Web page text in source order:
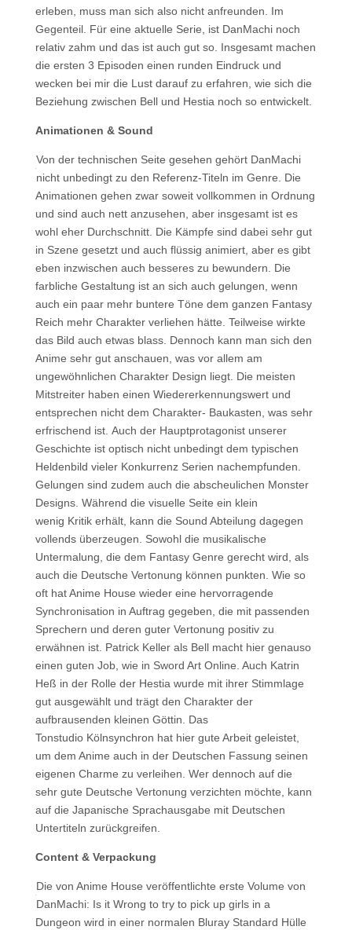
erleben, muss man sich also nicht anfreunden. Im
Gegenteil. Für eine aktuelle Serie, ist DanMachi noch
relativ zahm und das ist auch gut so. Insgesamt machen
die ersten 3 Episoden einen runden Eindruck und
wecken bei mir die Lust darauf zu erfahren, wie sich die
Beziehung zwischen Bell und Hestia noch so entwickelt.
Animationen & Sound
Von der technischen Seite gesehen gehört DanMachi
nicht unbedingt zu den Referenz-Titeln im Genre. Die
Animationen gehen zwar soweit vollkommen in Ordnung
und sind auch nett anzusehen, aber insgesamt ist es
wohl eher Durchschnitt. Die Kämpfe sind dabei sehr gut
in Szene gesetzt und auch flüssig animiert, aber es gibt
eben inzwischen auch besseres zu bewundern. Die
farbliche Gestaltung ist an sich auch gelungen, wenn
auch ein paar mehr buntere Töne dem ganzen Fantasy
Reich mehr Charakter verliehen hätte. Teilweise wirkte
das Bild auch etwas blass. Dennoch kann man sich den
Anime sehr gut anschauen, was vor allem am
ungewöhnlichen Charakter Design liegt. Die meisten
Mitstreiter haben einen Wiedererkennungswert und
entsprechen nicht dem Charakter- Baukasten, was sehr
erfrischend ist. Auch der Hauptprotagonist unserer
Geschichte ist optisch nicht unbedingt dem typischen
Heldenbild vieler Konkurrenz Serien nachempfunden.
Gelungen sind zudem auch die abscheulichen Monster
Designs. Während die visuelle Seite ein klein
wenig Kritik erhält, kann die Sound Abteilung dagegen
vollends überzeugen. Sowohl die musikalische
Untermalung, die dem Fantasy Genre gerecht wird, als
auch die Deutsche Vertonung können punkten. Wie so
oft hat Anime House wieder eine hervorragende
Synchronisation in Auftrag gegeben, die mit passenden
Sprechern und deren guter Vertonung positiv zu
erwähnen ist. Patrick Keller als Bell macht hier genauso
einen guten Job, wie in Sword Art Online. Auch Katrin
Heß in der Rolle der Hestia wurde mit ihrer Stimmlage
gut ausgewählt und trägt den Charakter der
aufbrausenden kleinen Göttin. Das
Tonstudio Kölnsynchron hat hier gute Arbeit geleistet,
um dem Anime auch in der Deutschen Fassung seinen
eigenen Charme zu verleihen. Wer dennoch auf die
sehr gute Deutsche Vertonung verzichten möchte, kann
auf die Japanische Sprachausgabe mit Deutschen
Untertiteln zurückgreifen.
Content & Verpackung
Die von Anime House veröffentlichte erste Volume von
DanMachi: Is it Wrong to try to pick up girls in a
Dungeon wird in einer normalen Bluray Standard Hülle